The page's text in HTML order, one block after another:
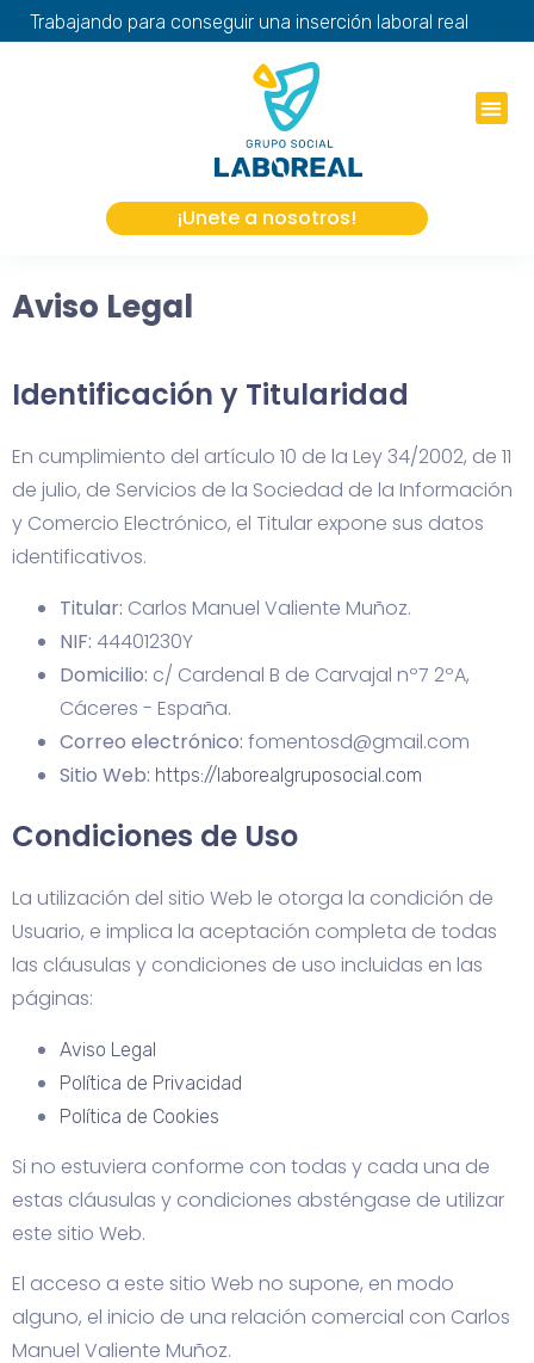
Trabajando para conseguir una inserción laboral real
info@laborealgruposocial.com +34 622 84 47 48
¡Unete a nosotros!
Aviso Legal
Identificación y Titularidad
En cumplimiento del artículo 10 de la Ley 34/2002, de 11
de julio, de Servicios de la Sociedad de la Información
y Comercio Electrónico, el Titular expone sus datos
identificativos.
Titular: Carlos Manuel Valiente Muñoz.
NIF: 44401230Y
Domicilio: c/ Cardenal B de Carvajal nº7 2ºA,
Cáceres - España.
Correo electrónico: fomentosd@gmail.com
Sitio Web: https://laborealgruposocial.com
Condiciones de Uso
La utilización del sitio Web le otorga la condición de
Usuario, e implica la aceptación completa de todas
las cláusulas y condiciones de uso incluidas en las
páginas:
Aviso Legal
Política de Privacidad
Política de Cookies
Si no estuviera conforme con todas y cada una de
estas cláusulas y condiciones absténgase de utilizar
este sitio Web.
El acceso a este sitio Web no supone, en modo
alguno, el inicio de una relación comercial con Carlos
Manuel Valiente Muñoz.